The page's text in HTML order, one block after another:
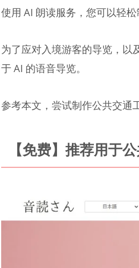
使用 AI 朗读服务，您可以轻
为了应对入境游客的导览，以
于 AI 的语音导览。
参考本文，尝试制作公共交通
【免费】推荐用于